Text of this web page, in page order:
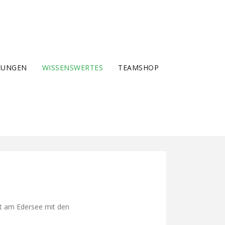
WISSENSWERTES TEAMSHOP
am Edersee mit den